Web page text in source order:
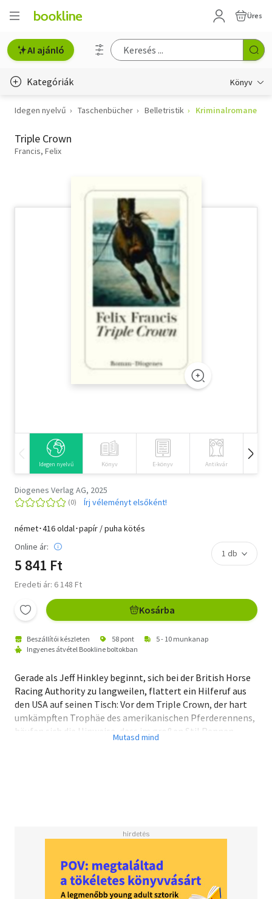
Üres
AI ajánló
Kategóriák Könyv
Életmód, egészség
Erotika
Tankönyv, segédkönyv
Természettudomány
Idegen nyelvű Taschenbücher Belletristik Kriminalromane
Triple Crown
Francis, Felix
Idegen nyelvű Könyv E-könyv Antikvár
Diogenes Verlag AG, 2025
Írj véleményt elsőként!
német･416 oldal･papír / puha kötés
Online ár:
5 841 Ft
Eredeti ár: 6 148 Ft
Kosárba
Beszállítói készleten 58 pont
5 - 10 munkanap
Ingyenes átvétel Bookline boltokban
Gerade als Jeff Hinkley beginnt, sich bei der British Horse
Racing Authority zu langweilen, flattert ein Hilferuf aus
den USA auf seinen Tisch: Vor dem Triple Crown, der hart
umkämpften Trophäe des amerikanischen Pferderennens,
häufen sich die Hinweise, dass im großen Stil Rennen